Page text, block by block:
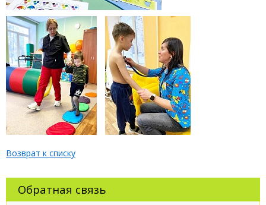
Возврат к списку
Обратная связь